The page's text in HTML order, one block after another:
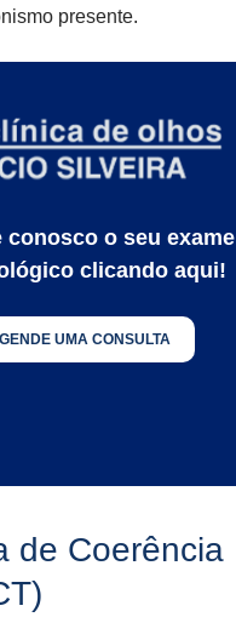
presente.
conosco o seu exame
clicando aqui!
UMA CONSULTA
de Coerência